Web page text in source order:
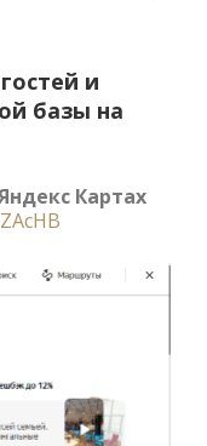
и
базы на
Картах